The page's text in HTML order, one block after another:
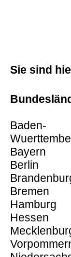
Sie sind
Baden-
Bayern
Berlin
Bremen
Hamburg
Hessen